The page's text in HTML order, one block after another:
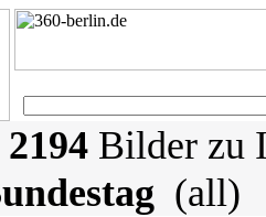
2194 Bilder zu
(all)